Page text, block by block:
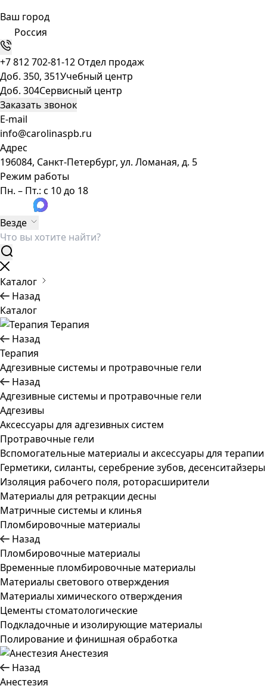
Ваш город
Россия
+7 812 702-81-12 Отдел продаж
Доб. 350, 351Учебный центр
Доб. 304Сервисный центр
Заказать звонок
E-mail
info@carolinaspb.ru
Адрес
196084, Санкт-Петербург, ул. Ломаная, д. 5
Режим работы
Пн. – Пт.: с 10 до 18
Везде
Каталог
Назад
Каталог
Терапия
Назад
Терапия
Адгезивные системы и протравочные гели
Назад
Адгезивные системы и протравочные гели
Адгезивы
Аксессуары для адгезивных систем
Протравочные гели
Вспомогательные материалы и аксессуары для терапии
Герметики, силанты, серебрение зубов, десенситайзеры
Изоляция рабочего поля, роторасширители
Материалы для ретракции десны
Матричные системы и клинья
Пломбировочные материалы
Назад
Пломбировочные материалы
Временные пломбировочные материалы
Материалы светового отверждения
Материалы химического отверждения
Цементы стоматологические
Подкладочные и изолирующие материалы
Полирование и финишная обработка
Анестезия
Назад
Анестезия